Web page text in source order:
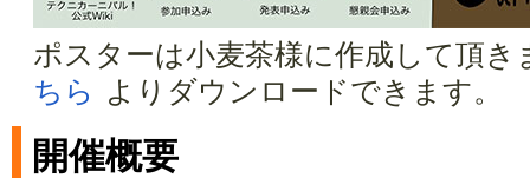
ポスターは小麦茶様に作成して頂
ちら
よりダウンロードできます。
開催概要